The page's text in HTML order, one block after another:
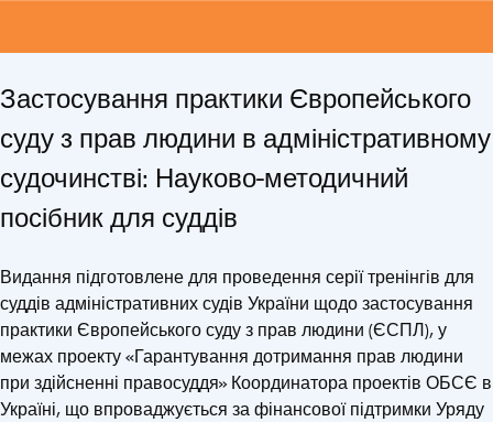
Застосування практики Європейського
суду з прав людини в адміністративному
судочинстві: Науково-методичний
посібник для суддів
Видання підготовлене для проведення серії тренінгів для
суддів адміністративних судів України щодо застосування
практики Європейського суду з прав людини (ЄСПЛ), у
межах проекту «Гарантування дотримання прав людини
при здійсненні правосуддя» Координатора проектів ОБСЄ в
Україні, що впроваджується за фінансової підтримки Уряду